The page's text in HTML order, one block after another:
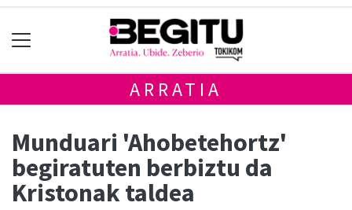
ARRATIA
Munduari 'Ahobetehortz'
begiratuten berbiztu da
Kristonak taldea